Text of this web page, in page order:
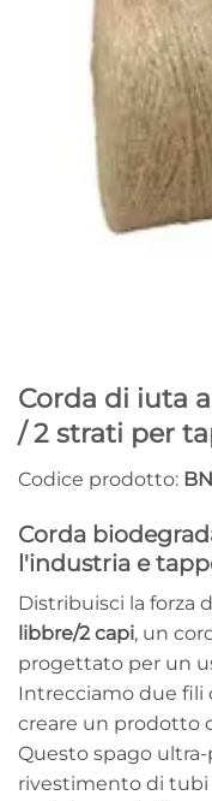
Corda di iuta
/ 2 strati per
Codice prodotto:
Corda
l'industria e
Distribuisci la forza
libbre/2 capi, un
progettato per un
Intrecciamo due fili
creare un prodotto
Questo spago
rivestimento di